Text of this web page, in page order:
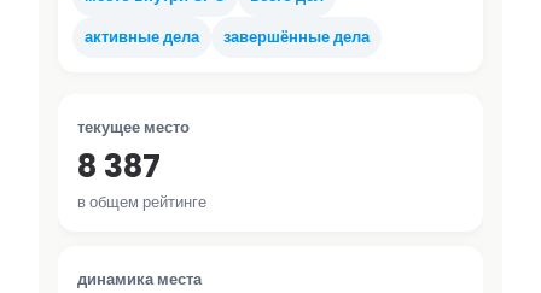
активные дела
завершённые дела
текущее место
8 387
в общем рейтинге
динамика места